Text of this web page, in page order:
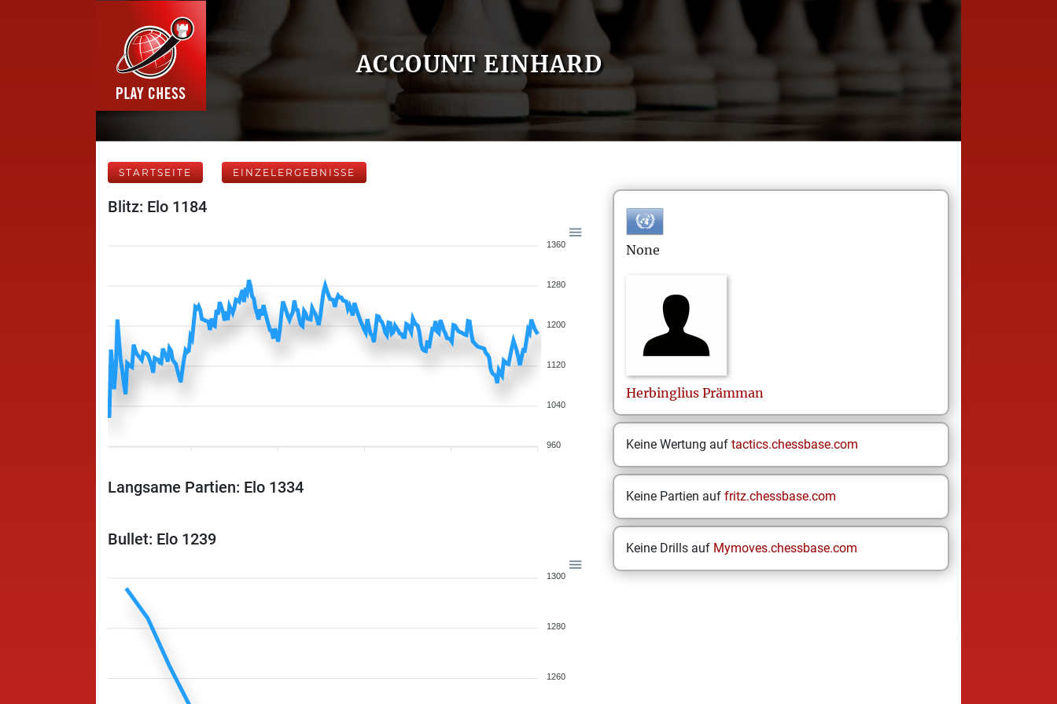
ACCOUNT EINHARD
STARTSEITE EINZELERGEBNISSE
Blitz: Elo 1184
1360
1280
1200
1120
1040
960
Langsame Partien: Elo 1334
Bullet: Elo 1239
1300
1280
1260
None
Herbinglius Prämman
Keine Wertung auf tactics.chessbase.com
Keine Partien auf fritz.chessbase.com
Keine Drills auf Mymoves.chessbase.com